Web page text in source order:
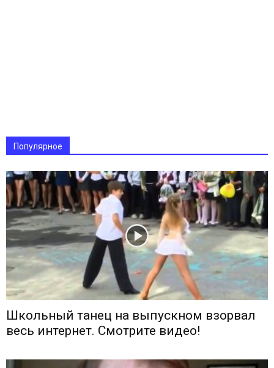
Популярное
Школьный танец на выпускном взорвал
весь интернет. Смотрите видео!